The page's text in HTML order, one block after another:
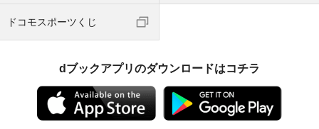
ドコモスポーツくじ
dブックアプリのダウンロードはコチラ